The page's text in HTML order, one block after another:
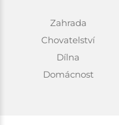
Zahrada
Chovatelství
Dílna
Domácnost